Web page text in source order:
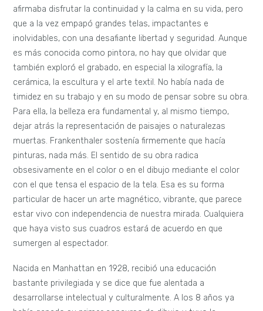
afirmaba disfrutar la continuidad y la calma en su vida, pero
que a la vez empapó grandes telas, impactantes e
inolvidables, con una desafiante libertad y seguridad. Aunque
es más conocida como pintora, no hay que olvidar que
también exploró el grabado, en especial la xilografía, la
cerámica, la escultura y el arte textil. No había nada de
timidez en su trabajo y en su modo de pensar sobre su obra.
Para ella, la belleza era fundamental y, al mismo tiempo,
dejar atrás la representación de paisajes o naturalezas
muertas. Frankenthaler sostenía firmemente que hacía
pinturas, nada más. El sentido de su obra radica
obsesivamente en el color o en el dibujo mediante el color
con el que tensa el espacio de la tela. Esa es su forma
particular de hacer un arte magnético, vibrante, que parece
estar vivo con independencia de nuestra mirada. Cualquiera
que haya visto sus cuadros estará de acuerdo en que
sumergen al espectador.
Nacida en Manhattan en 1928, recibió una educación
bastante privilegiada y se dice que fue alentada a
desarrollarse intelectual y culturalmente. A los 8 años ya